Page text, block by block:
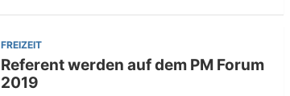
FREIZEIT
Referent werden auf dem PM Forum
2019